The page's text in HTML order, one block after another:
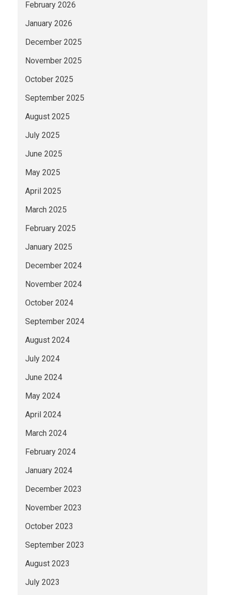
February 2026
January 2026
December 2025
November 2025
October 2025
September 2025
August 2025
July 2025
June 2025
May 2025
April 2025
March 2025
February 2025
January 2025
December 2024
November 2024
October 2024
September 2024
August 2024
July 2024
June 2024
May 2024
April 2024
March 2024
February 2024
January 2024
December 2023
November 2023
October 2023
September 2023
August 2023
July 2023